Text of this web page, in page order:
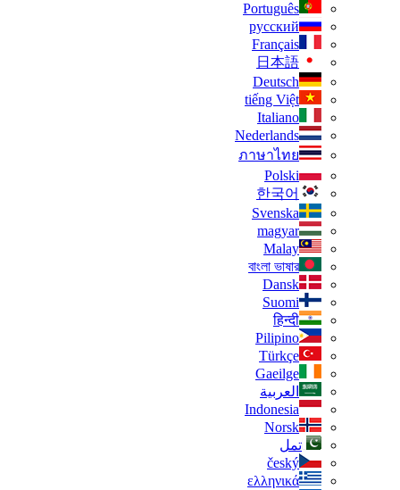
Português
русский
Français
日本語
Deutsch
tiếng Việt
Italiano
Nederlands
ภาษาไทย
Polski
한국어
Svenska
magyar
Malay
বাংলা ভাষার
Dansk
Suomi
हिन्दी
Pilipino
Türkçe
Gaeilge
العربية
Indonesia
Norsk‎
تمل
český
ελληνικά